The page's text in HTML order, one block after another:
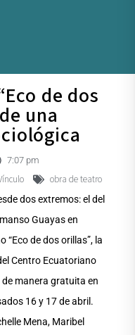
de dos
una
7:07 pm
obra de teatro
dos extremos: el del
Guayas en
“Eco de dos orillas”, la
Centro Ecuatoriano
manera gratuita en
16 y 17 de abril.
Mena, Maribel